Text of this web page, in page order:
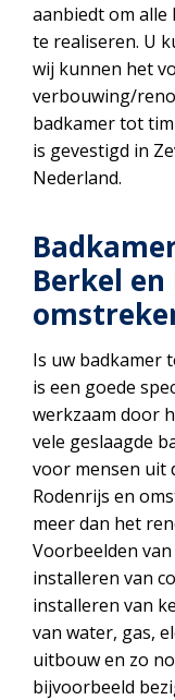
aanbiedt om alle
te realiseren. U
wij kunnen het
verbouwing/
badkamer tot
is gevestigd in
Nederland.
Berkel en
Is uw badkamer
is een goede
werkzaam door
vele geslaagde
voor mensen uit
Rodenrijs en
meer dan het
Voorbeelden
installeren van
installeren van
van water, gas,
uitbouw en zo
bijvoorbeeld